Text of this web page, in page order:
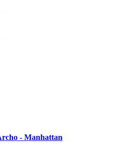
- Manhattan